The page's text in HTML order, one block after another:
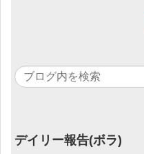
デイリー報告(ボラ)